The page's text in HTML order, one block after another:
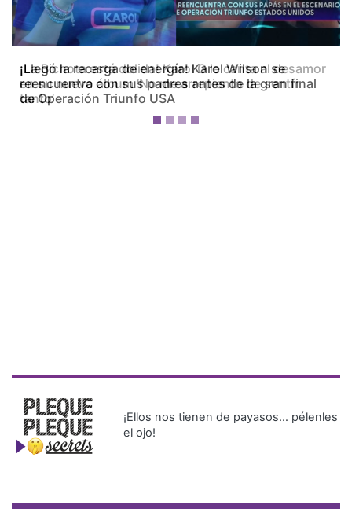
¡La Bichota está dolida! Karol G le canta al desamor
en su nuevo álbum ‘No me arrepiento de sentir
tanto’
¡Ellos nos tienen de payasos… pélenles
el ojo!